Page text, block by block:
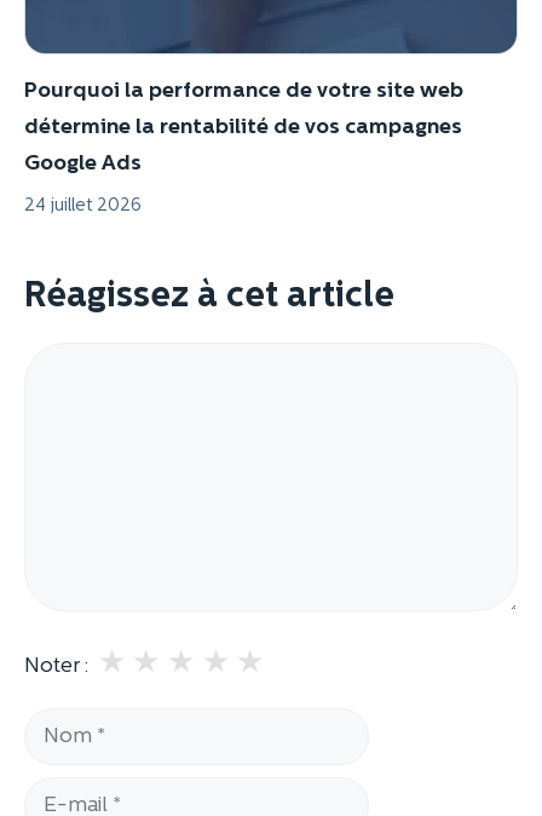
Pourquoi la performance de votre site web
détermine la rentabilité de vos campagnes
Google Ads
24 juillet 2026
Réagissez à cet article
Noter : ★
★
★
★
★